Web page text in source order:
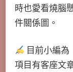
時也愛看燒腦
件關係圖。
目前小編為
項目有客座文